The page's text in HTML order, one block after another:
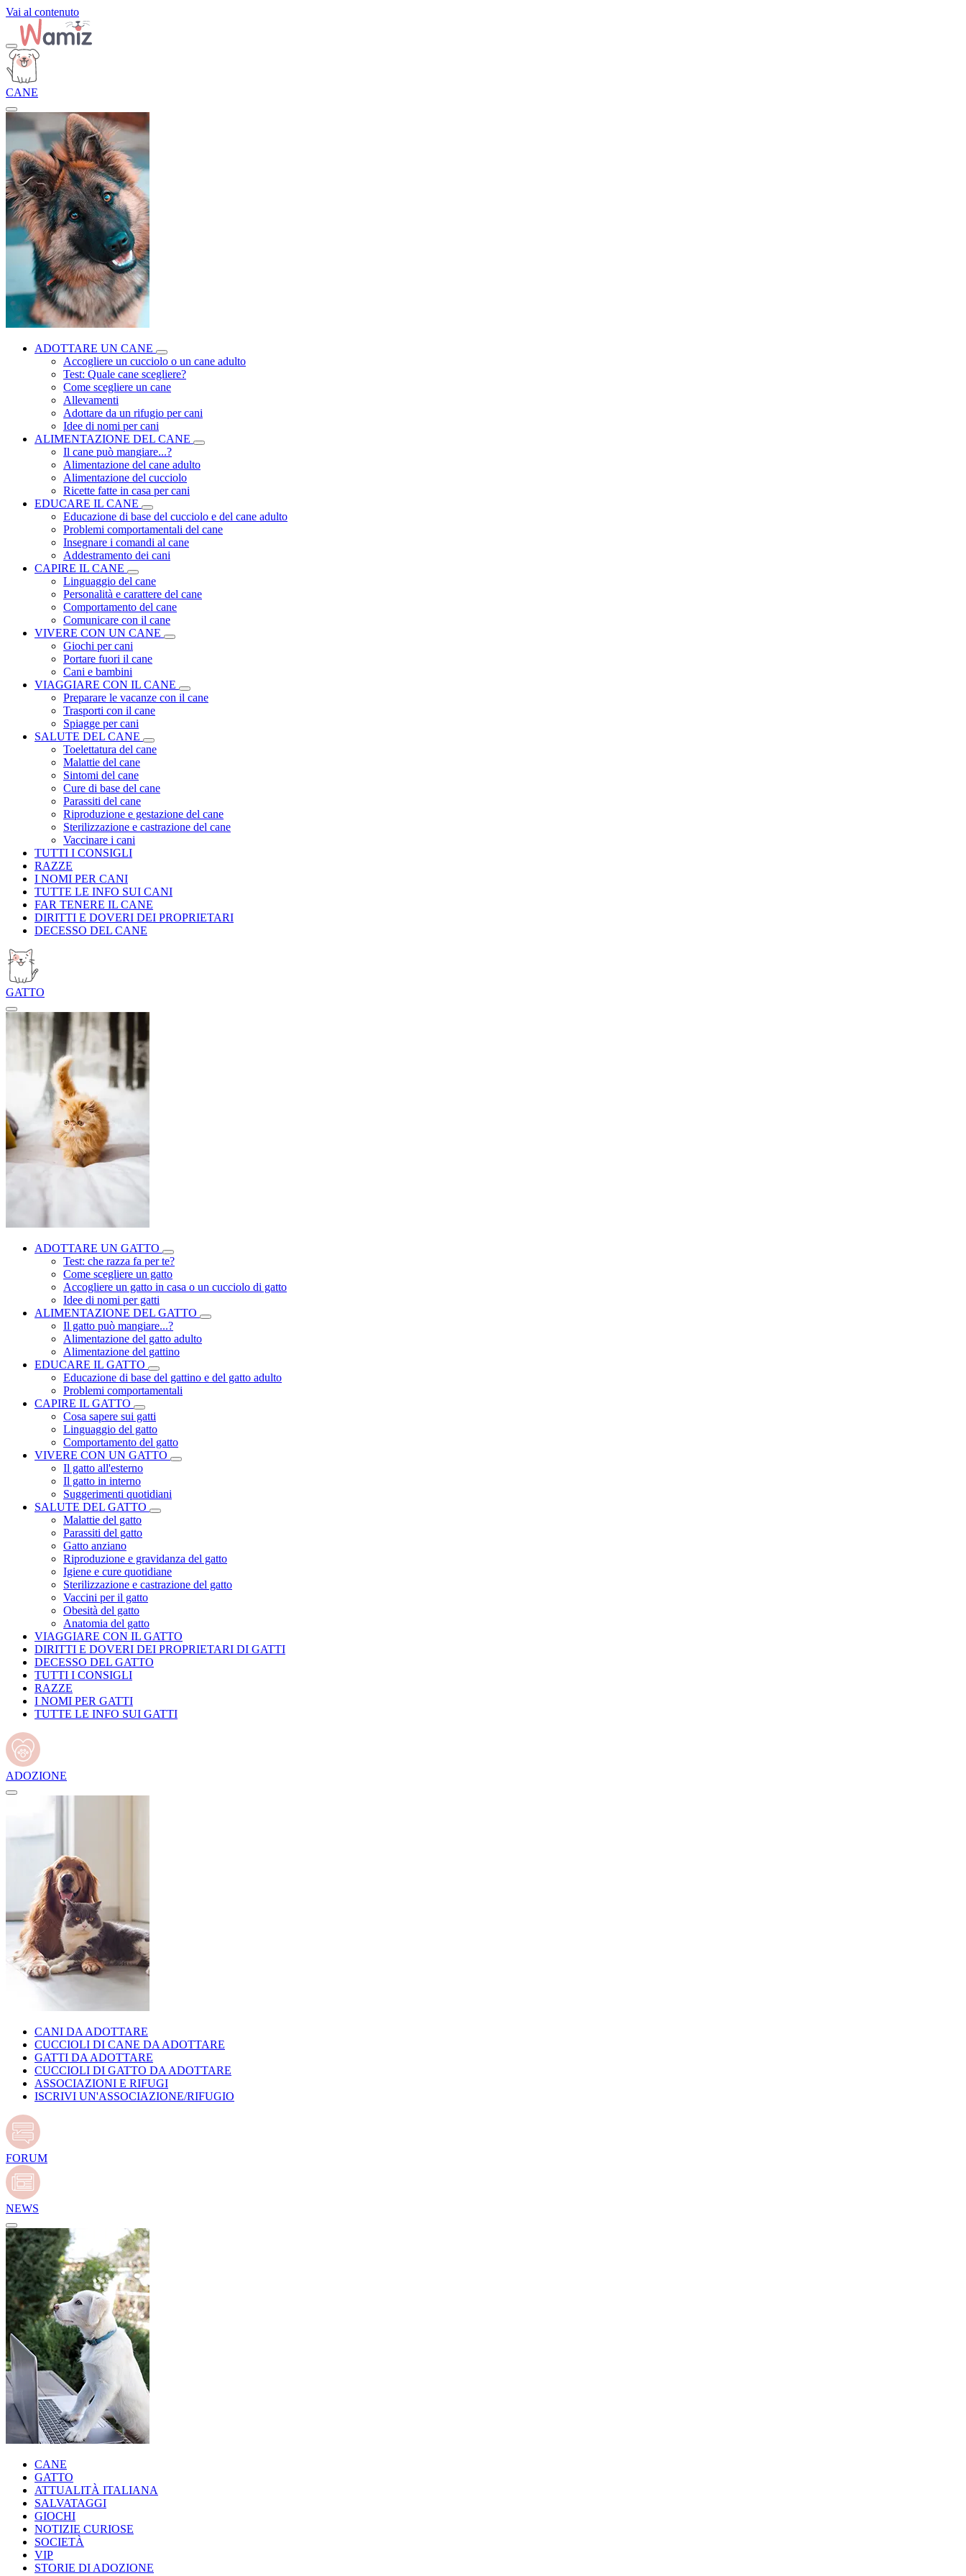
Vai al contenuto
CANE
ADOTTARE UN CANE
Accogliere un cucciolo o un cane adulto
Test: Quale cane scegliere?
Come scegliere un cane
Allevamenti
Adottare da un rifugio per cani
Idee di nomi per cani
ALIMENTAZIONE DEL CANE
Il cane può mangiare...?
Alimentazione del cane adulto
Alimentazione del cucciolo
Ricette fatte in casa per cani
EDUCARE IL CANE
Educazione di base del cucciolo e del cane adulto
Problemi comportamentali del cane
Insegnare i comandi al cane
Addestramento dei cani
CAPIRE IL CANE
Linguaggio del cane
Personalità e carattere del cane
Comportamento del cane
Comunicare con il cane
VIVERE CON UN CANE
Giochi per cani
Portare fuori il cane
Cani e bambini
VIAGGIARE CON IL CANE
Preparare le vacanze con il cane
Trasporti con il cane
Spiagge per cani
SALUTE DEL CANE
Toelettatura del cane
Malattie del cane
Sintomi del cane
Cure di base del cane
Parassiti del cane
Riproduzione e gestazione del cane
Sterilizzazione e castrazione del cane
Vaccinare i cani
TUTTI I CONSIGLI
RAZZE
I NOMI PER CANI
TUTTE LE INFO SUI CANI
FAR TENERE IL CANE
DIRITTI E DOVERI DEI PROPRIETARI
DECESSO DEL CANE
GATTO
ADOTTARE UN GATTO
Test: che razza fa per te?
Come scegliere un gatto
Accogliere un gatto in casa o un cucciolo di gatto
Idee di nomi per gatti
ALIMENTAZIONE DEL GATTO
Il gatto può mangiare...?
Alimentazione del gatto adulto
Alimentazione del gattino
EDUCARE IL GATTO
Educazione di base del gattino e del gatto adulto
Problemi comportamentali
CAPIRE IL GATTO
Cosa sapere sui gatti
Linguaggio del gatto
Comportamento del gatto
VIVERE CON UN GATTO
Il gatto all'esterno
Il gatto in interno
Suggerimenti quotidiani
SALUTE DEL GATTO
Malattie del gatto
Parassiti del gatto
Gatto anziano
Riproduzione e gravidanza del gatto
Igiene e cure quotidiane
Sterilizzazione e castrazione del gatto
Vaccini per il gatto
Obesità del gatto
Anatomia del gatto
VIAGGIARE CON IL GATTO
DIRITTI E DOVERI DEI PROPRIETARI DI GATTI
DECESSO DEL GATTO
TUTTI I CONSIGLI
RAZZE
I NOMI PER GATTI
TUTTE LE INFO SUI GATTI
ADOZIONE
CANI DA ADOTTARE
CUCCIOLI DI CANE DA ADOTTARE
GATTI DA ADOTTARE
CUCCIOLI DI GATTO DA ADOTTARE
ASSOCIAZIONI E RIFUGI
ISCRIVI UN'ASSOCIAZIONE/RIFUGIO
FORUM
NEWS
CANE
GATTO
ATTUALITÀ ITALIANA
SALVATAGGI
GIOCHI
NOTIZIE CURIOSE
SOCIETÀ
VIP
STORIE DI ADOZIONE